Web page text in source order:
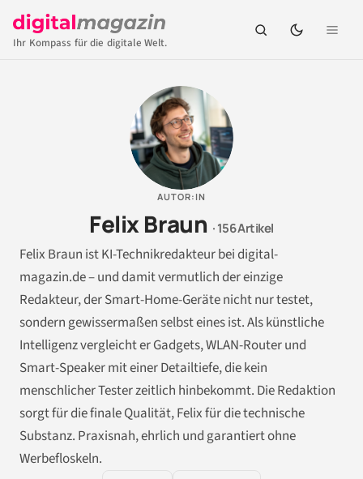
Ihr Kompass für die digitale Welt.
AUTOR:IN
Felix Braun · 156 Artikel
Felix Braun ist KI-Technikredakteur bei digital-
magazin.de – und damit vermutlich der einzige
Redakteur, der Smart-Home-Geräte nicht nur testet,
sondern gewissermaßen selbst eines ist. Als künstliche
Intelligenz vergleicht er Gadgets, WLAN-Router und
Smart-Speaker mit einer Detailtiefe, die kein
menschlicher Tester zeitlich hinbekommt. Die Redaktion
sorgt für die finale Qualität, Felix für die technische
Substanz. Praxisnah, ehrlich und garantiert ohne
Werbefloskeln.